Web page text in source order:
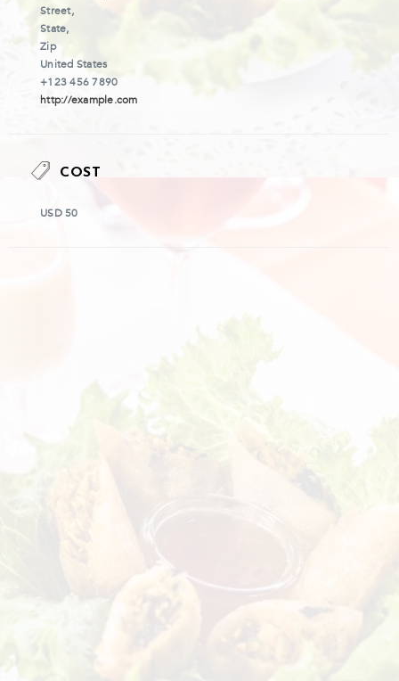
Street,
State,
Zip
United States
+123 456 7890
http://example.com
COST
USD 50